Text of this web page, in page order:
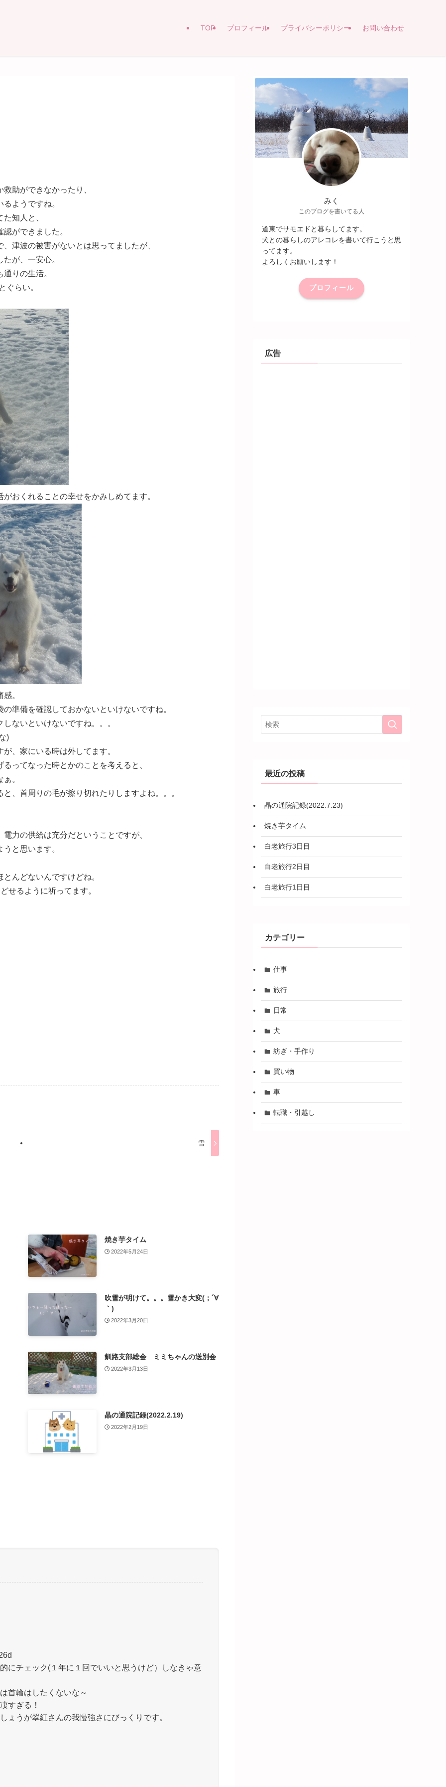
TOP プロフィール プライバシーポリシー お問い合わせ
助ができなかったり、
ようですね。
知人と、
ができました。
津波の被害がないとは思ってましたが、
が、一安心。
りの生活。
ぐらい。
おくれることの幸せをかみしめてます。
。
準備を確認しておかないといけないですね。
ないといけないですね。。。
)
、家にいる時は外してます。
ってなった時とかのことを考えると、
。
、首周りの毛が擦り切れたりしますよね。。。
力の供給は充分だということですが、
と思います。
んどないんですけどね。
せるように祈ってます。
雪
焼き芋タイム
2022年5月24日
吹雪が明けて。。。雪かき大変(；´∀
｀)
2022年3月20日
釧路支部総会 ミミちゃんの送別会
2022年3月13日
晶の通院記録(2022.2.19)
2022年2月19日
にチェック(１年に１回でいいと思うけど）しなきゃ意
首輪はしたくないな～
すぎる！
ょうが翠紅さんの我慢強さにびっくりです。
みく
このブログを書いてる人
道東でサモエドと暮らしてます。
犬との暮らしのアレコレを書いて行こうと思
ってます。
よろしくお願いします！
プロフィール
広告
最近の投稿
晶の通院記録(2022.7.23)
焼き芋タイム
白老旅行3日目
白老旅行2日目
白老旅行1日目
カテゴリー
仕事
旅行
日常
犬
紡ぎ・手作り
買い物
車
転職・引越し